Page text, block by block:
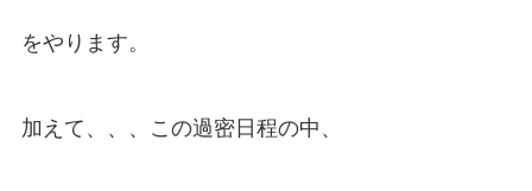
をやります。
加えて、、、この過密日程の中、